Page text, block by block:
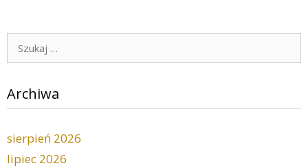
Szukaj:
Archiwa
sierpień 2026
lipiec 2026